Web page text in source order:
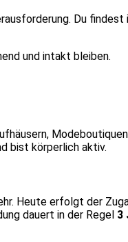
Du
und intakt bleiben.
bist körperlich aktiv.
Heute erfolgt der
dauert in der Regel 3